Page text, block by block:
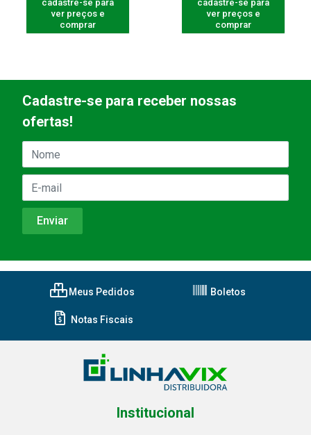
cadastre-se para
ver preços e
comprar
cadastre-se para
ver preços e
comprar
Cadastre-se para receber nossas
ofertas!
Meus Pedidos Boletos
Notas Fiscais
Institucional